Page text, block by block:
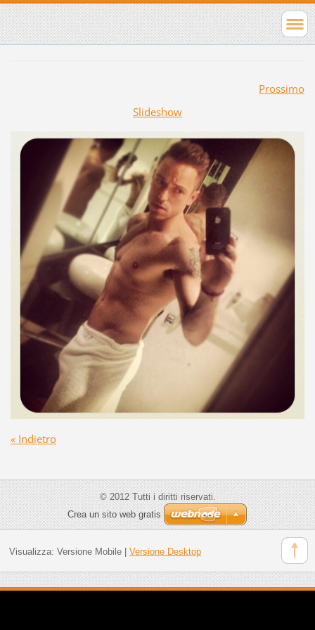
Prossimo
Slideshow
« Indietro
© 2012 Tutti i diritti riservati.
Crea un sito web gratis
Visualizza: Versione Mobile| Versione Desktop